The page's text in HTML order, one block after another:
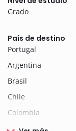
Grado
País de destino
Portugal
Argentina
Brasil
Chile
Colombia